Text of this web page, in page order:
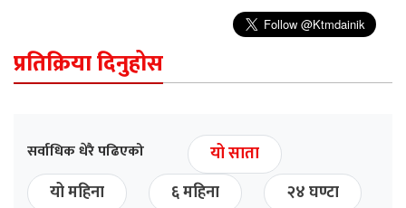
प्रतिक्रिया दिनुहोस
सर्वाधिक धेरै पढिएको
यो साता
यो महिना
६ महिना २४ घण्टा